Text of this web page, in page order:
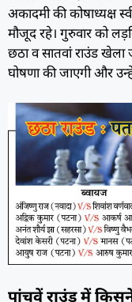
अकादमी की कोषाध्यक्ष
मौजूद रहे। गुरुवार को
छठा व सातवां राउंड खेला
घोषणा की जाएगी और
पांचवें राउंड में